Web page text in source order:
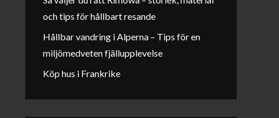
och tips för hållbart resande
Hållbar vandring i Alperna – Tips för en
miljömedveten fjällupplevelse
Köp hus i Frankrike